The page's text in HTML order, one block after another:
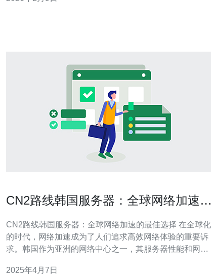
CN2路线韩国服务器：全球网络加速的
CN2路线韩国服务器：全球网络加速的最佳选择 在全球化
的时代，网络加速成为了人们追求高效网络体验的重要诉
求。韩国作为亚洲的网络中心之一，其服务器性能和网络
道，为用户提供了全球网络加速的最佳选择。本文将介绍
2025年4月7日